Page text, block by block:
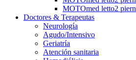
MOTOmed letto2
Doctores & Terapeutas
Neurología
Agudo/Intensivo
Geriatría
Atención sanitaria